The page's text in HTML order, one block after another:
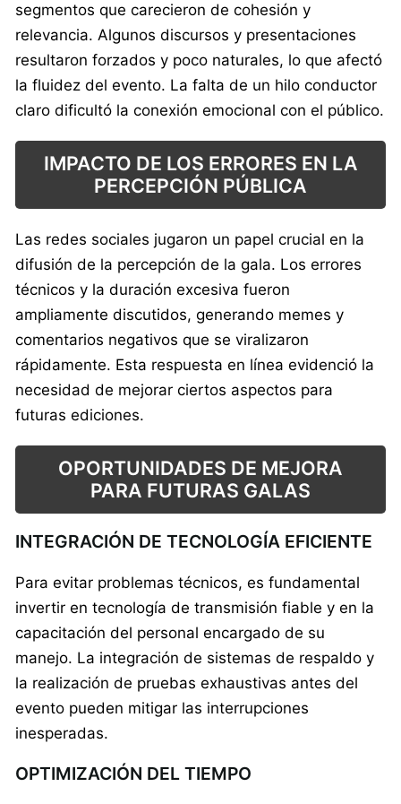
segmentos que carecieron de cohesión y
relevancia. Algunos discursos y presentaciones
resultaron forzados y poco naturales, lo que afectó
la fluidez del evento. La falta de un hilo conductor
claro dificultó la conexión emocional con el público.
IMPACTO DE LOS ERRORES EN LA
PERCEPCIÓN PÚBLICA
Las redes sociales jugaron un papel crucial en la
difusión de la percepción de la gala. Los errores
técnicos y la duración excesiva fueron
ampliamente discutidos, generando memes y
comentarios negativos que se viralizaron
rápidamente. Esta respuesta en línea evidenció la
necesidad de mejorar ciertos aspectos para
futuras ediciones.
OPORTUNIDADES DE MEJORA
PARA FUTURAS GALAS
INTEGRACIÓN DE TECNOLOGÍA EFICIENTE
Para evitar problemas técnicos, es fundamental
invertir en tecnología de transmisión fiable y en la
capacitación del personal encargado de su
manejo. La integración de sistemas de respaldo y
la realización de pruebas exhaustivas antes del
evento pueden mitigar las interrupciones
inesperadas.
OPTIMIZACIÓN DEL TIEMPO